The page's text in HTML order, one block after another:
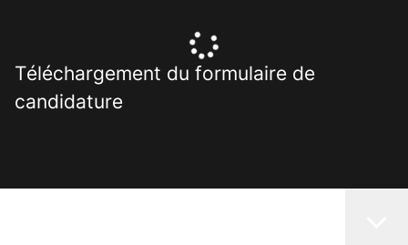
Téléchargement du formulaire de
candidature